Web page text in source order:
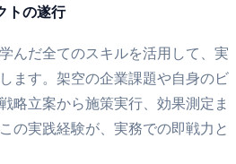
トの遂行
んだ全てのスキルを活用して、実
ます。架空の企業課題や自身のビ
略立案から施策実行、効果測定ま
の実践経験が、実務での即戦力と